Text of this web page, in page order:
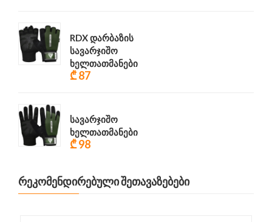
RDX დარბაზის
სავარჯიშო
ხელთათმანები
₾ 87
სავარჯიშო
ხელთათმანები
₾ 98
ᲠᲔᲙᲝᲛᲔᲜᲓᲘᲠᲔᲑᲣᲚᲘ ᲨᲔᲗᲐᲕᲐᲖᲔᲑᲔᲑᲘ